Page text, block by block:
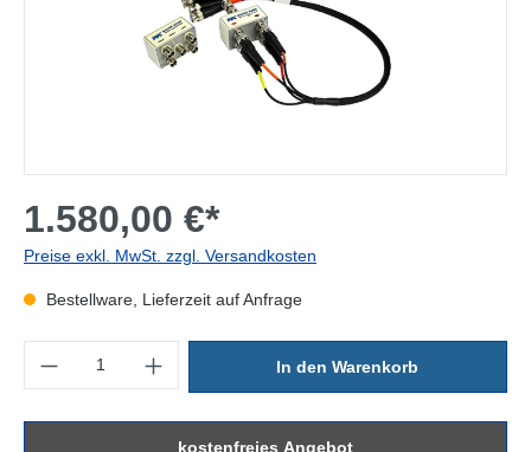
1.580,00 €*
Preise exkl. MwSt. zzgl. Versandkosten
Bestellware, Lieferzeit auf Anfrage
In den Warenkorb
kostenfreies Angebot